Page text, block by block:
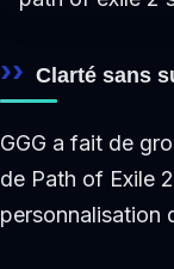
Clarté sans
GGG a fait de
de Path of Exile
personnalisation